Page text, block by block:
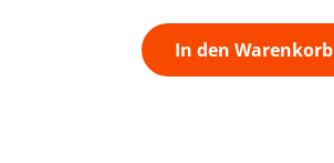
In den Warenkorb